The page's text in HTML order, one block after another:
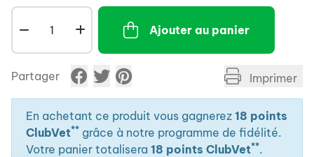
Ajouter au panier
Partager Imprimer
En achetant ce produit vous gagnerez 18 points
ClubVet** grâce à notre programme de fidélité.
Votre panier totalisera 18 points ClubVet**.